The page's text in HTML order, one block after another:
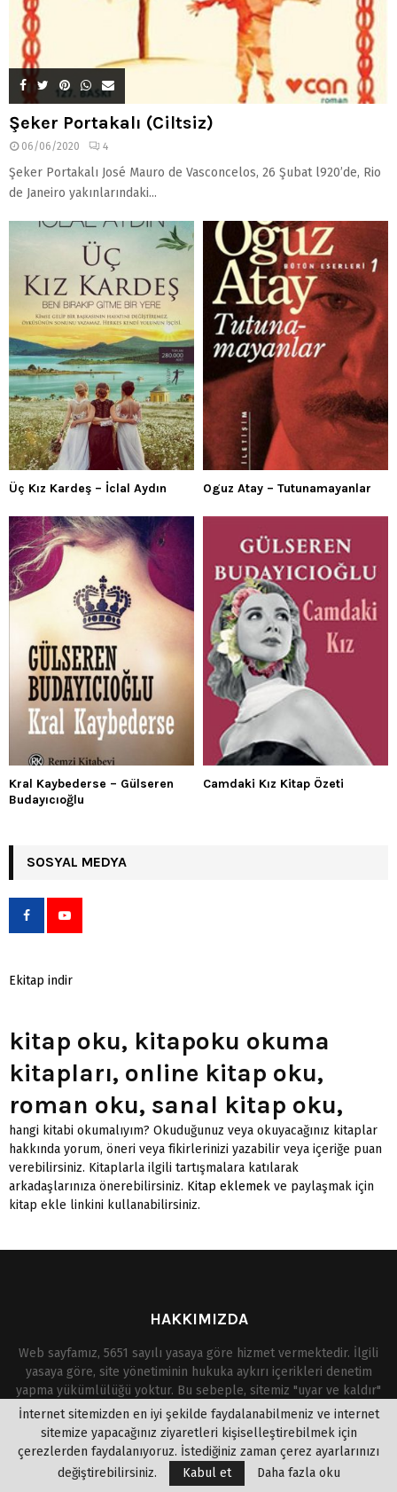
Şeker Portakalı (Ciltsiz)
06/06/2020 4
Şeker Portakalı José Mauro de Vasconcelos, 26 Şubat l920’de, Rio
de Janeiro yakınlarındaki...
Üç Kız Kardeş – İclal Aydın Oguz Atay – Tutunamayanlar
Kral Kaybederse – Gülseren
Budayıcıoğlu
Camdaki Kız Kitap Özeti
SOSYAL MEDYA
Ekitap indir
kitap oku, kitapoku okuma
kitapları, online kitap oku,
roman oku, sanal kitap oku,
hangi kitabi okumalıyım? Okuduğunuz veya okuyacağınız kitaplar
hakkında yorum, öneri veya fikirlerinizi yazabilir veya içeriğe puan
verebilirsiniz. Kitaplarla ilgili tartışmalara katılarak
arkadaşlarınıza önerebilirsiniz. Kitap eklemek ve paylaşmak için
kitap ekle linkini kullanabilirsiniz.
HAKKIMIZDA
Web sayfamız, 5651 sayılı yasaya göre hizmet vermektedir. İlgili
yasaya göre, site yönetiminin hukuka aykırı içerikleri denetim
yapma yükümlülüğü yoktur. Bu sebeple, sitemiz "uyar ve kaldır"
prensibini benimsemiştir. Bu site de, Eserlerden kısa alıntı
yapılarak okuyuculara kitabı tanıtma amacı güdülmüştür. Telif
hakkına mevzu olan eserlerin yasal olmayan bir şekilde paylaşıma
açıldığını ve yasal haklarına uyulmadığını düşünüyorsanız,
aşağıdaki mail adresinden ulaşabilirsiniz. Kanunlar ve
İnternet sitemizden en iyi şekilde faydalanabilmeniz ve internet
sitemize yapacağınız ziyaretleri kişiselleştirebilmek için
çerezlerden faydalanıyoruz. İstediğiniz zaman çerez ayarlarınızı
değiştirebilirsiniz.
Kabul et Daha fazla oku